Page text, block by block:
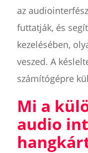
az
futtatják, és
kezelésében,
veszed. A
számítógépre
Mi a
audio